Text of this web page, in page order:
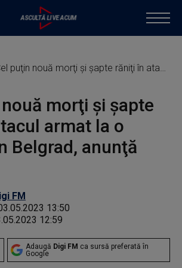
puţin nouă morţi şi şapte răniţi în atacul armat la o şcoală din Belgrad, anunţă Guvernul
morţi şi şapte
armat la o
Belgrad, anunţă
FM
13:50
12:59
Adaugă Digi FM ca sursă preferată în
Google